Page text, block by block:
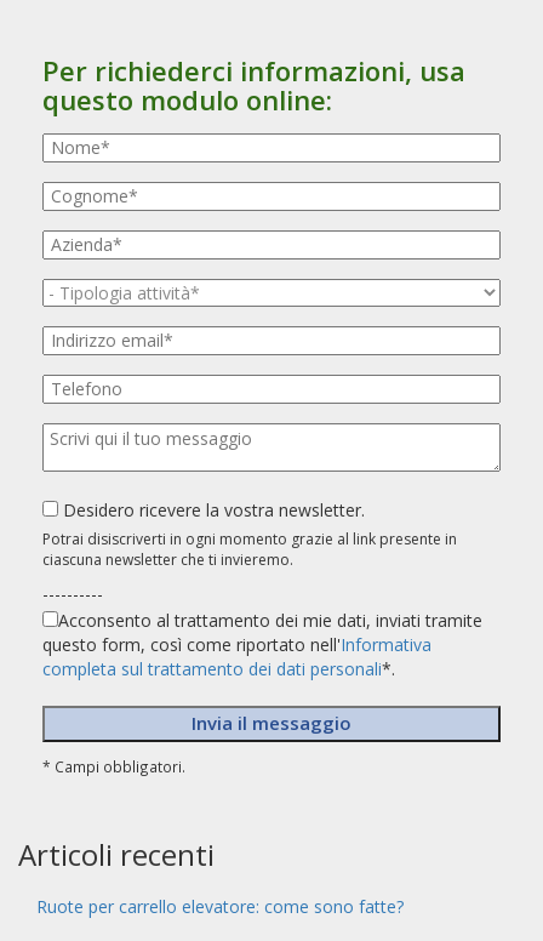
Per richiederci informazioni, usa
questo modulo online:
Desidero ricevere la vostra newsletter.
Potrai disiscriverti in ogni momento grazie al link presente in
ciascuna newsletter che ti invieremo.
----------
Acconsento al trattamento dei mie dati, inviati tramite
questo form, così come riportato nell'Informativa
completa sul trattamento dei dati personali*.
* Campi obbligatori.
Articoli recenti
Ruote per carrello elevatore: come sono fatte?